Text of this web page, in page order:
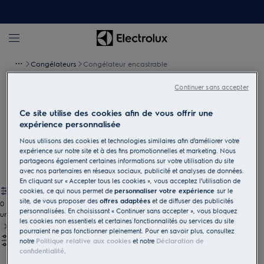
Congélateurs Congélateur encastrable
Congélateur encastrable
Les congélateurs encastrables Electrolux sont parfaits pour
en différentes tailles et avec divers équipements, et disposent de
fonctions pratiques.
0
undefined
Ce site utilise des cookies afin de vous offrir une
expérience personnalisée
Nous utilisons des cookies et technologies similaires afin d’améliorer votre
expérience sur notre site et à des fins promotionnelles et marketing. Nous
partageons également certaines informations sur votre utilisation du site
avec nos partenaires en réseaux sociaux, publicité et analyses de données.
En cliquant sur « Accepter tous les cookies », vous acceptez l’utilisation de
cookies, ce qui nous permet depersonnaliser votre expériencesur le
site, de vous proposer desoffres adaptées et de diffuser des publicités
personnalisées. En choisissant « Continuer sans accepter », vous bloquez
les cookies non essentiels et certaines fonctionnalités ou services du site
pourraient ne pas fonctionner pleinement. Pour en savoir plus, consultez
notre Politique relative aux cookies et notre Déclaration de
confidentialité.
Continuer sans accepter